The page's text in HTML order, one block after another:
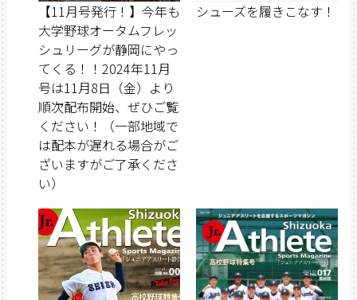
【11月号発行！】今年も
大学野球オータムフレッ
シュリーグが静岡にやっ
てくる！！2024年11月
号は11月8日（金）より
順次配布開始、ぜひご覧
ください！（一部地域で
は配本が遅れる場合がご
ざいますがご了承くださ
い）
シューズを履きこなす！